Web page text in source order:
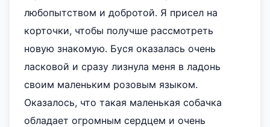
любопытством и добротой. Я присел на
корточки, чтобы получше рассмотреть
новую знакомую. Буся оказалась очень
ласковой и сразу лизнула меня в ладонь
своим маленьким розовым языком.
Оказалось, что такая маленькая собачка
обладает огромным сердцем и очень